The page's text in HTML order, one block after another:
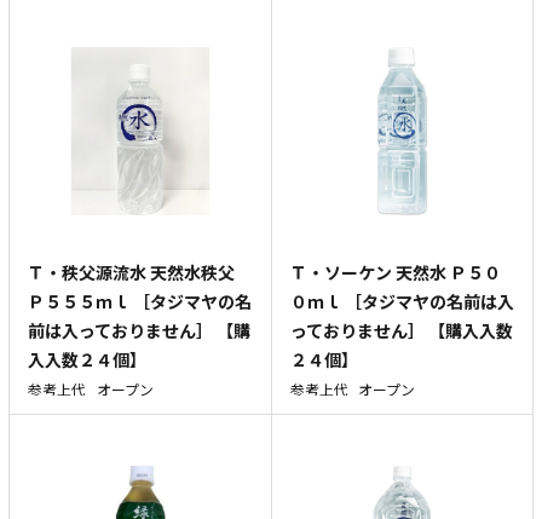
Ｔ・秩父源流水 天然水秩父
Ｐ５５５ｍｌ ［タジマヤの名
前は入っておりません］ 【購
入入数２４個】
参考上代 オープン
Ｔ・ソーケン 天然水 Ｐ５０
０ｍｌ ［タジマヤの名前は入
っておりません］ 【購入入数
２４個】
参考上代 オープン